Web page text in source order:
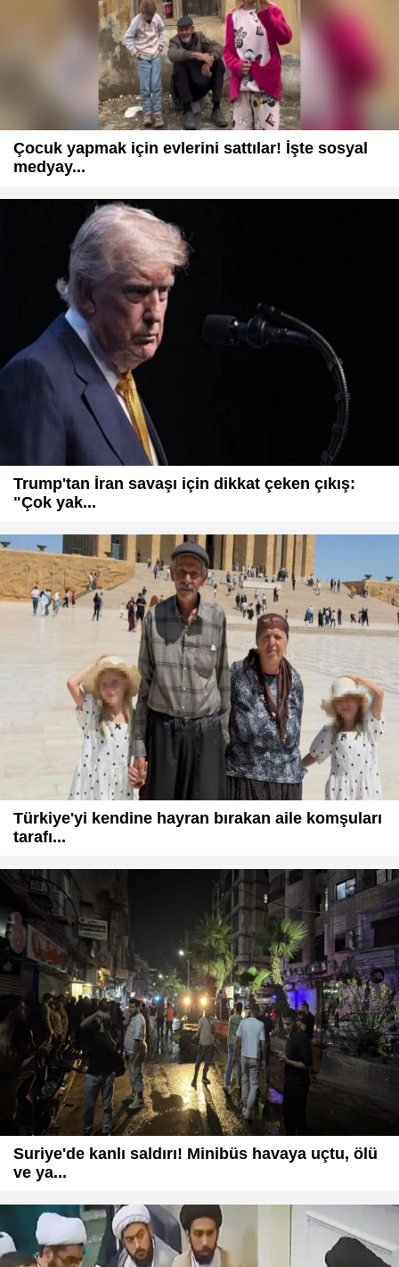
Çocuk yapmak için evlerini sattılar! İşte sosyal
medyay...
Trump'tan İran savaşı için dikkat çeken çıkış:
"Çok yak...
Türkiye'yi kendine hayran bırakan aile komşuları
tarafı...
Suriye'de kanlı saldırı! Minibüs havaya uçtu, ölü
ve ya...